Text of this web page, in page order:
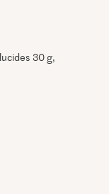
30 g,